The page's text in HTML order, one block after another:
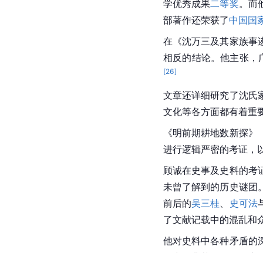
学优秀成果二等奖。而
部著作还荣获了中国国
在《沈万三及其家族事
相反的结论。他主张，
[26]
文章还详细研究了沈氏
文化等各方面都有着重
《明前期耕地数新探
进行逻辑严密的考证，
顾诚在史事及史料的考
未曾了解到的历史谜团
前后的吴三桂 史可法
了文献记载中的混乱和
他对史料中各种矛盾的